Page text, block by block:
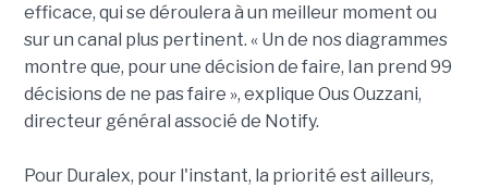
efficace, qui se déroulera à un meilleur moment ou
sur un canal plus pertinent. « Un de nos diagrammes
montre que, pour une décision de faire, Ian prend 99
décisions de ne pas faire », explique Ous Ouzzani,
directeur général associé de Notify.
Pour Duralex, pour l'instant, la priorité est ailleurs,